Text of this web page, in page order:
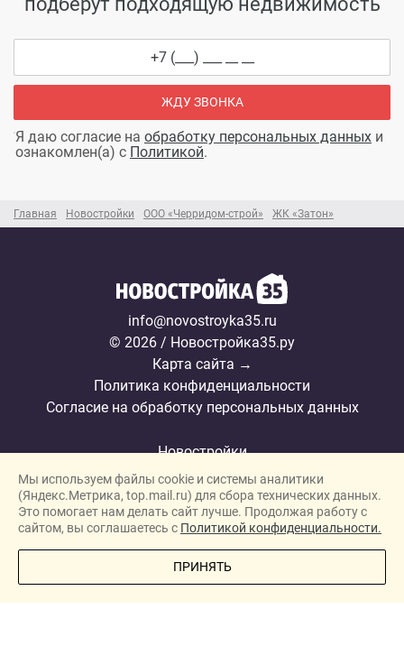
Главная Новостройки ООО «Черридом-строй» ЖК «Затон»
ЖДУ ЗВОНКА
Я даю согласие на обработку персональных данных и
ознакомлен(а) с Политикой.
info@novostroyka35.ru
© 2026 / Новостройка35.ру
Карта сайта →
Политика конфиденциальности
Согласие на обработку персональных данных
Новостройки
Застройщики
Ипотека
Полезная информация
Видеообзоры ЖК
ПОЗВОНИТЕ МНЕ
Мы используем файлы cookie и системы аналитики
(Яндекс.Метрика, top.mail.ru) для сбора технических данных.
Это помогает нам делать сайт лучше. Продолжая работу с
сайтом, вы соглашаетесь с Политикой конфиденциальности.
ПРИНЯТЬ